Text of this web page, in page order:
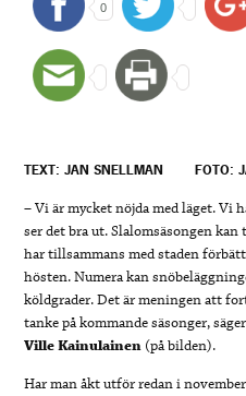
0
TEXT: JAN SNELLMAN FOTO:
– Vi är mycket nöjda med läget. Vi
ser det bra ut. Slalomsäsongen
har tillsammans med staden
hösten. Numera kan
köldgrader. Det är meningen att
tanke på kommande säsonger,
Ville Kainulainen (på bilden).
Har man åkt utför redan i